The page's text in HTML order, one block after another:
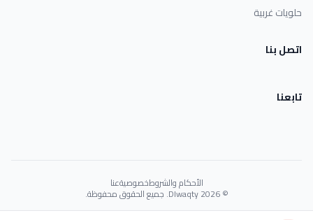
حلويات غربية
اتصل بنا
تابعنا
الأحكام والشروطخصوصيةعنا
© 2026 Dlwaqty. جميع الحقوق محفوظة.
Powered byGAIT